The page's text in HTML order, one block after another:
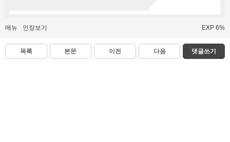
메뉴 인장보기 EXP 6%
목록 본문 이전 다음 댓글쓰기